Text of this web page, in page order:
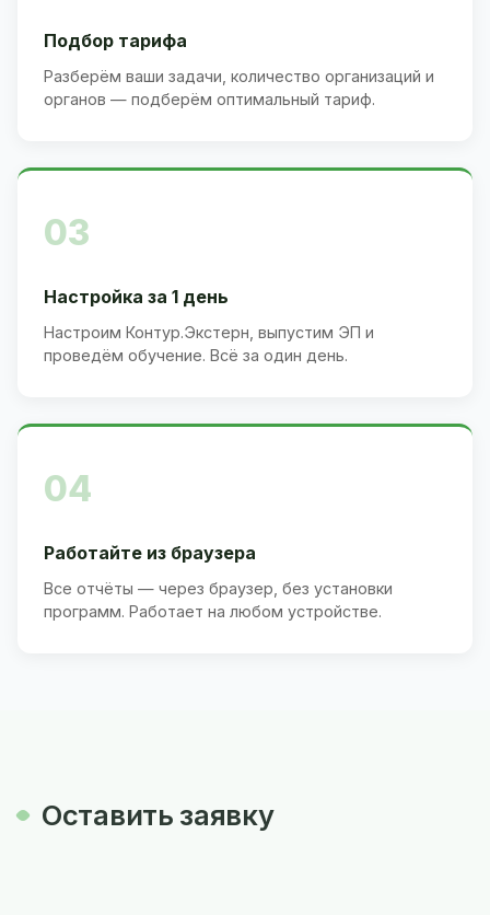
Подбор тарифа
Разберём ваши задачи, количество организаций и
органов — подберём оптимальный тариф.
03
Настройка за 1 день
Настроим Контур.Экстерн, выпустим ЭП и
проведём обучение. Всё за один день.
04
Работайте из браузера
Все отчёты — через браузер, без установки
программ. Работает на любом устройстве.
Оставить заявку